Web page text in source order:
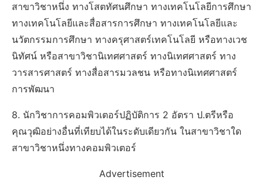
สาขาวิชาหนึ่ง ทางโสตทัศนศึกษา ทางเทคโนโลยีการศึกษา
ทางเทคโนโลยีและสื่อสารการศึกษา ทางเทคโนโลยีและ
นวัตกรรมการศึกษา ทางครุศาสตร์เทคโนโลยี หรือทางเวช
นิทัศน์ หรือสาขาวิชานิเทศศาสตร์ ทางนิเทศศาสตร์ ทาง
วารสารศาสตร์ ทางสื่อสารมวลชน หรือทางนิเทศศาสตร์
การพัฒนา
8. นักวิชาการคอมพิวเตอร์ปฏิบัติการ 2 อัตรา ป.ตรีหรือ
คุณวุฒิอย่างอื่นที่เทียบได้ในระดับเดียวกัน ในสาขาวิชาใด
สาขาวิชาหนึ่งทางคอมพิวเตอร์
Advertisement